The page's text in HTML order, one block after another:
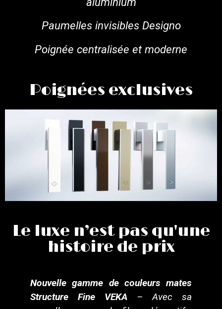
Paumelles invisibles Designo
Poignée centralisée et moderne
Poignées exclusives
Le luxe n’est pas qu'une
histoire de prix
Nouvelle gamme de couleurs mates
Structure Fine VEKA – Avec sa